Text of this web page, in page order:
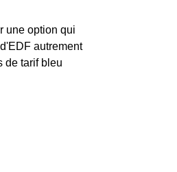
une option qui
autrement
de tarif bleu